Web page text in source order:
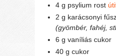
4 g psylium rost
2 g karácsonyi
(gyömbér, fahéj,
6 g vaníliás cukor
40 g cukor